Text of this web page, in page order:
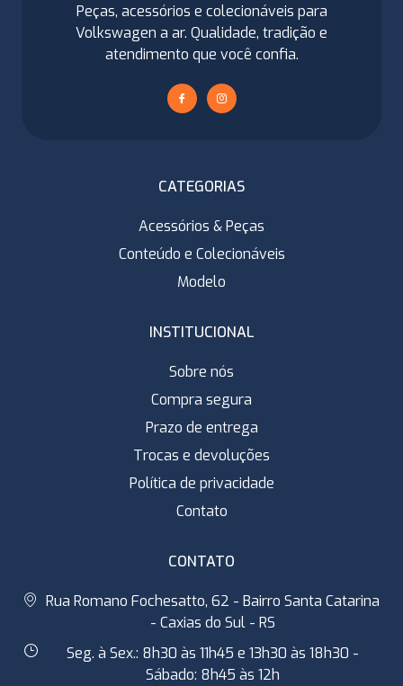
Peças, acessórios e colecionáveis para
Volkswagen a ar. Qualidade, tradição e
atendimento que você confia.
CATEGORIAS
Acessórios & Peças
Conteúdo e Colecionáveis
Modelo
INSTITUCIONAL
Sobre nós
Compra segura
Prazo de entrega
Trocas e devoluções
Política de privacidade
Contato
CONTATO
Rua Romano Fochesatto, 62 - Bairro Santa Catarina
- Caxias do Sul - RS
Seg. à Sex.: 8h30 às 11h45 e 13h30 às 18h30 -
Sábado: 8h45 às 12h